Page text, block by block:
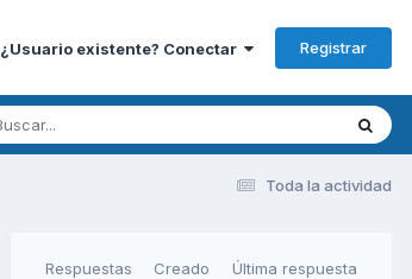
¿Usuario existente? Conectar Registrar
Toda la actividad
Respuestas Creado Última respuesta